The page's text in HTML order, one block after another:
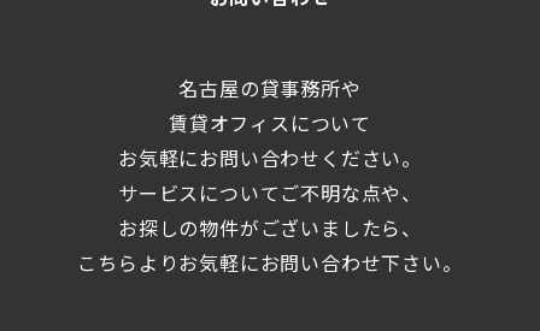
名古屋の貸事務所や
賃貸オフィスについて
お気軽にお問い合わせください。
サービスについてご不明な点や、
お探しの物件がございましたら、
こちらよりお気軽にお問い合わせ下さい。